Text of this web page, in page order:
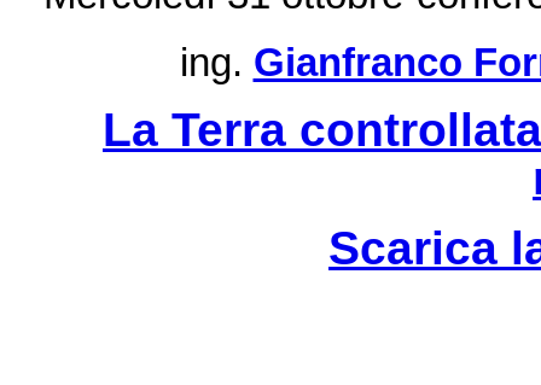
ing. Gianfranco
La Terra
Scarica